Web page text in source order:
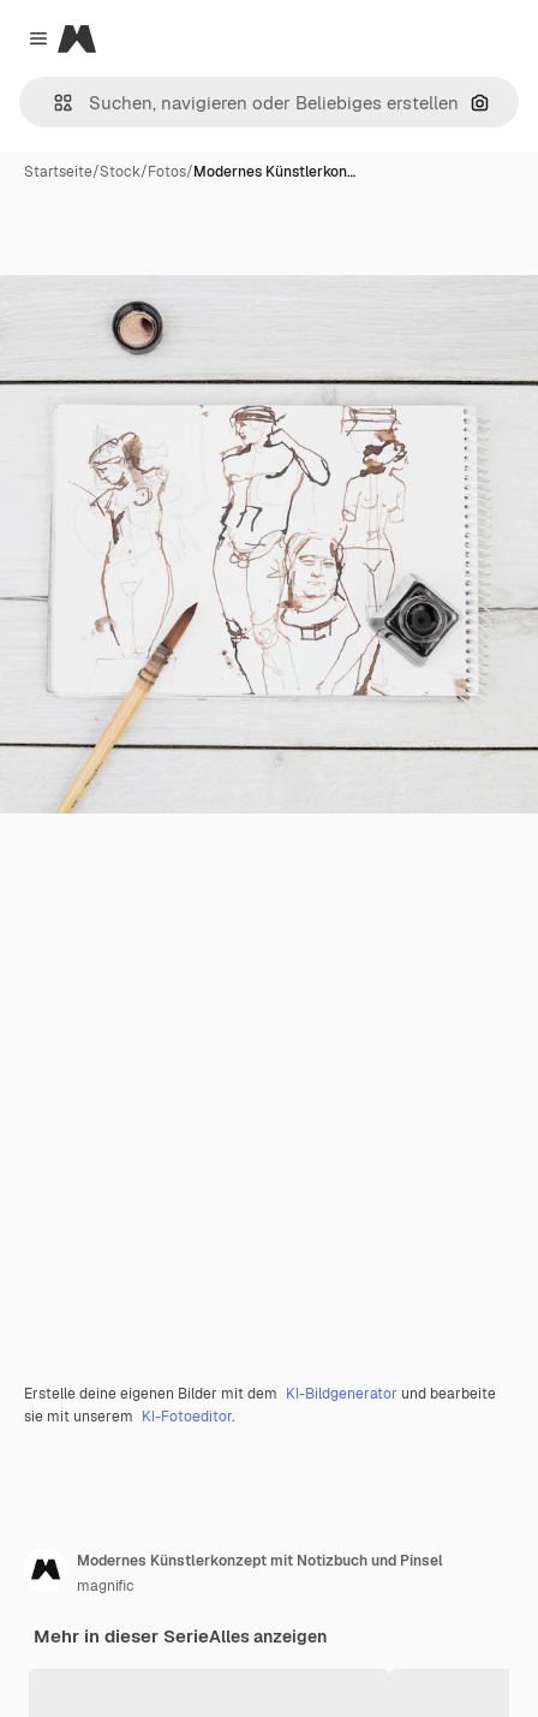
Close menu
Magnific
Nach
Startseite/Stock/Fotos/Modernes Künstlerkon…
Erstelle deine eigenen Bilder mit dem KI-Bildgenerator und bearbeite
sie mit unserem KI-Fotoeditor.
Modernes Künstlerkonzept mit Notizbuch und Pinsel
magnific
Mehr in dieser SerieAlles anzeigen